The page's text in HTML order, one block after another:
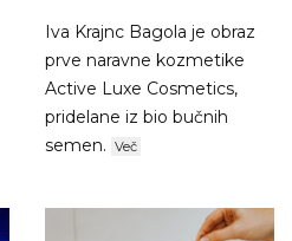
Iva Krajnc Bagola je obraz
prve naravne kozmetike
Active Luxe Cosmetics,
pridelane iz bio bučnih
semen. Več